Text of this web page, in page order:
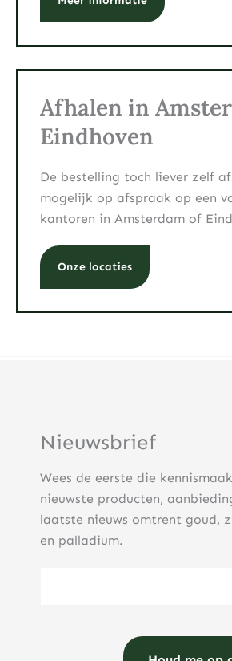
Afhalen in
Eindhoven
De bestelling toch liever zelf
mogelijk op afspraak op een
kantoren in Amsterdam of
Onze locaties
Nieuwsbrief
Wees de eerste die
nieuwste producten,
laatste nieuws omtrent goud,
en palladium.